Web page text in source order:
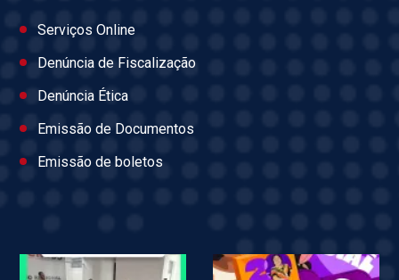
Serviços Online
Denúncia de Fiscalização
Denúncia Ética
Emissão de Documentos
Emissão de boletos